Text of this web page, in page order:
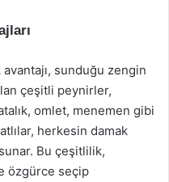
avantajı, sunduğu zengin
çeşitli peynirler,
omlet, menemen gibi
herkesin damak
Bu çeşitlilik,
özgürce seçip